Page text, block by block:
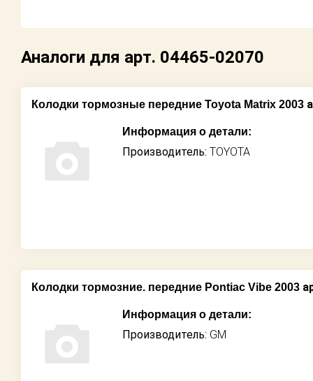
Поставщикам
Партнерство и
сотрудничество
Контакты
Аналоги для арт. 04465-02070
Колодки тормозные передние Toyota Matrix 2003
Информация о детали:
Производитель: TOYOTA
Колодки тормозние. передние Pontiac Vibe 2003
Информация о детали:
Производитель: GM